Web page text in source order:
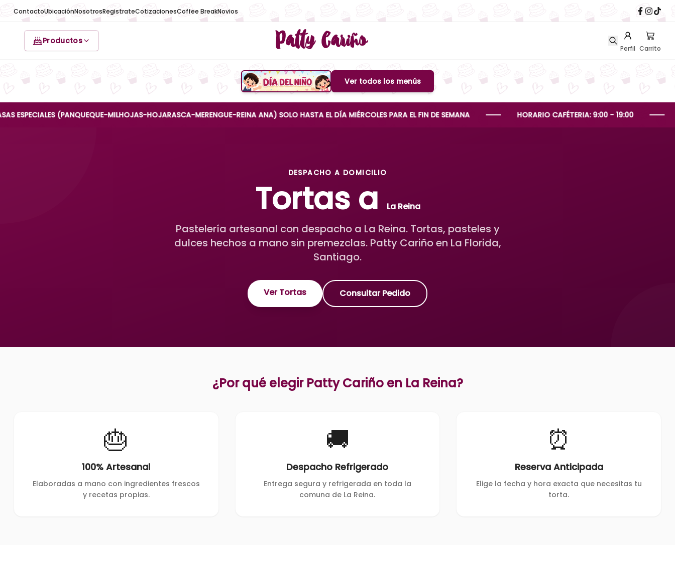
ContactoUbicaciónNosotrosRegistrateCotizacionesCoffee BreakNovios
Productos Patty Cariño Perfil Carrito
Boton de menuVer todos los menús
(PANQUEQUE-MILHOJAS-HOJARASCA-MERENGUE-REINA ANA) SOLO HASTA EL DÍA MIÉRCOLES PARA EL FIN DE SEMANA HORARIO CAFÉTERIA: 9:00 - 19:00
DESPACHO A DOMICILIO
Tortas a La Reina
Pastelería artesanal con despacho a La Reina. Tortas, pasteles y
dulces hechos a mano sin premezclas. Patty Cariño en La Florida,
Santiago.
Ver Tortas Consultar Pedido
¿Por qué elegir Patty Cariño en La Reina?
🎂
100% Artesanal
Elaboradas a mano con ingredientes frescos
y recetas propias.
🚚
Despacho Refrigerado
Entrega segura y refrigerada en toda la
comuna de La Reina.
⏰
Reserva Anticipada
Elige la fecha y hora exacta que necesitas tu
torta.